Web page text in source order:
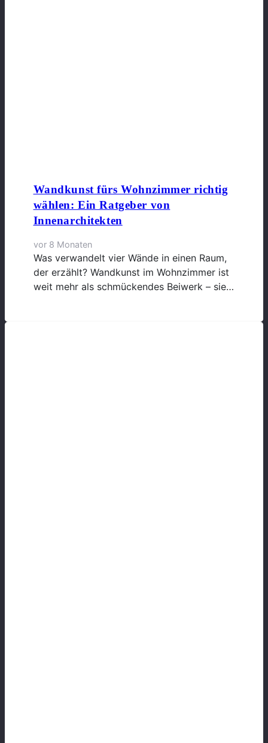
Wandkunst fürs Wohnzimmer richtig
wählen: Ein Ratgeber von
Innenarchitekten
vor 8 Monaten
Was verwandelt vier Wände in einen Raum,
der erzählt? Wandkunst im Wohnzimmer ist
weit mehr als schmückendes Beiwerk – sie…